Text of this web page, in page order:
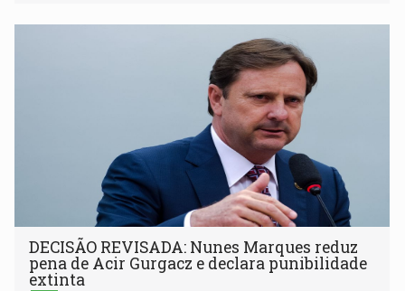
DECISÃO REVISADA: Nunes Marques reduz
pena de Acir Gurgacz e declara punibilidade
extinta